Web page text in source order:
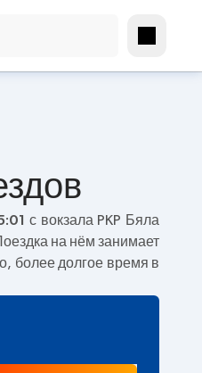
с вокзала PKP Бяла
на нём занимает
более долгое время в